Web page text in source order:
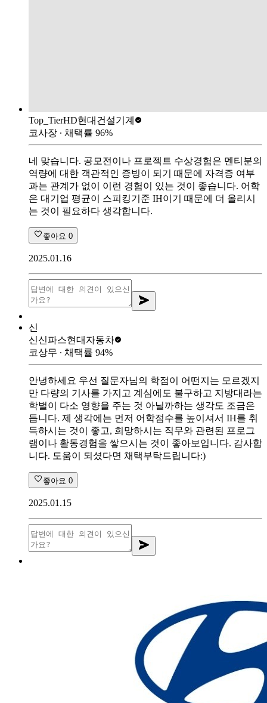
Top_TierHD현대건설기계
코사장 ∙ 채택률 96%
네 맞습니다. 공모전이나 프로젝트 수상경험은 멘티분의
역량에 대한 객관적인 증빙이 되기 때문에 자격증 여부
과는 관계가 없이 이런 경험이 있는 것이 좋습니다. 어학
은 대기업 평균이 스피킹기준 IH이기 때문에 더 올리시
는 것이 필요하다 생각합니다.
좋아요 0
2025.01.16
신
신신파스현대자동차
코상무 ∙ 채택률 94%
안녕하세요 우선 질문자님의 학점이 어떤지는 모르겠지
만 다량의 기사를 가지고 계심에도 불구하고 지방대라는
학벌이 다소 영향을 주는 것 아닐까하는 생각도 조금은
듭니다. 제 생각에는 먼저 어학점수를 높이셔서 IH를 취
득하시는 것이 좋고, 희망하시는 직무와 관련된 프로그
램이나 활동경험을 쌓으시는 것이 좋아보입니다. 감사합
니다. 도움이 되셨다면 채택부탁드립니다:)
좋아요 0
2025.01.15